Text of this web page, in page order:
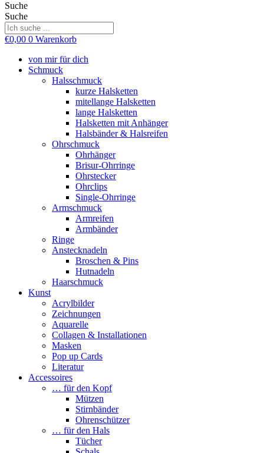
Suche
Suche
€0,00 0 Warenkorb
von mir für dich
Schmuck
Halsschmuck
kurze Halsketten
mitellange Halsketten
lange Halsketten
Halsketten mit Anhänger
Halsbänder & Halsreifen
Ohrschmuck
Ohrhänger
Brisur-Ohrringe
Ohrstecker
Ohrclips
Single-Ohrringe
Armschmuck
Armreifen
Armbänder
Ringe
Anstecknadeln
Broschen & Pins
Hutnadeln
Haarschmuck
Kunst
Acrylbilder
Zeichnungen
Aquarelle
Collagen & Installationen
Masken
Pop up Cards
Literatur
Accessoires
… für den Kopf
Mützen
Stirnbänder
Ohrenschützer
… für den Hals
Tücher